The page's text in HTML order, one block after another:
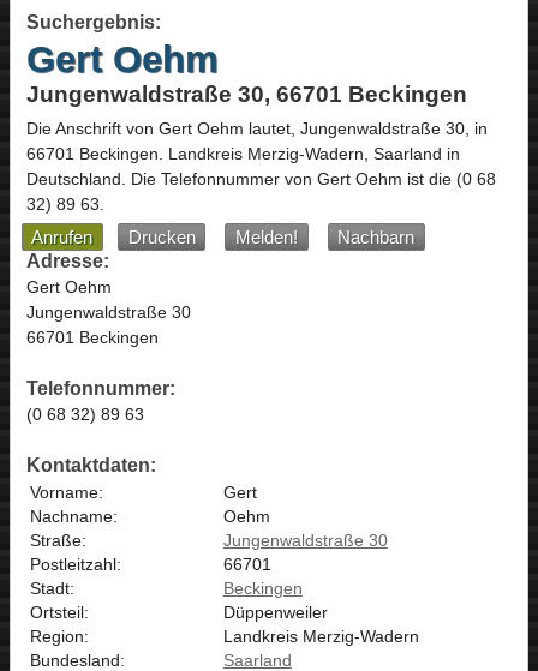
Suchergebnis:
Gert Oehm
Jungenwaldstraße 30, 66701 Beckingen
Die Anschrift von Gert Oehm lautet, Jungenwaldstraße 30, in
66701 Beckingen. Landkreis Merzig-Wadern, Saarland in
Deutschland. Die Telefonnummer von Gert Oehm ist die (0 68
32) 89 63.
Anrufen Drucken Melden!
Nachbarn
Adresse:
Gert Oehm
Jungenwaldstraße 30
66701 Beckingen
Telefonnummer:
(0 68 32) 89 63
Kontaktdaten:
Vorname:
Gert
Nachname:
Oehm
Straße:
Jungenwaldstraße 30
Postleitzahl:
66701
Stadt:
Beckingen
Ortsteil:
Düppenweiler
Region:
Landkreis Merzig-Wadern
Bundesland:
Saarland